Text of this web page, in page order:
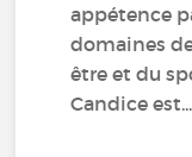
appétence
domaines
être et du
Candice